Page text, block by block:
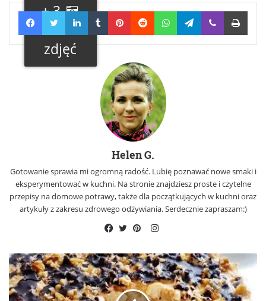
+ 3
Galeria
zdjęć
FacebookTwitterLinkedInTumblrPinterestRedditWhatsAppTelegramViber Print
Helen G.
Gotowanie sprawia mi ogromną radość. Lubię poznawać nowe smaki i
eksperymentować w kuchni. Na stronie znajdziesz proste i czytelne
przepisy na domowe potrawy, także dla początkujących w kuchni oraz
artykuły z zakresu zdrowego odżywiania. Serdecznie zapraszam:)
Instagram